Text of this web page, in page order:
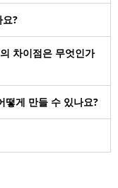
?
차이점은 무엇인가
떻게 만들 수 있나요?